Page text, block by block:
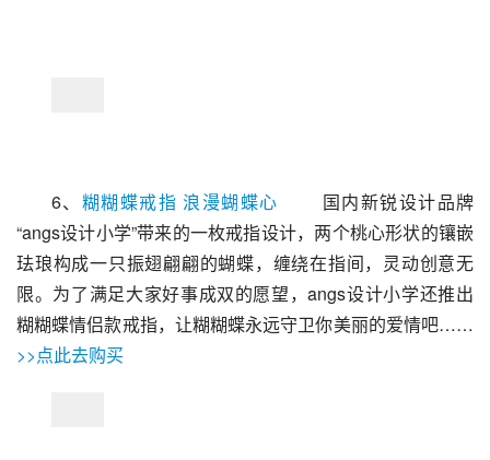
6、 糊糊蝶戒指 浪漫蝴蝶心 国内新锐设计品牌
“angs设计小学”带来的一枚戒指设计，两个桃心形状的镶嵌
珐琅构成一只振翅翩翩的蝴蝶，缠绕在指间，灵动创意无
限。为了满足大家好事成双的愿望，angs设计小学还推出
糊糊蝶情侣款戒指，让糊糊蝶永远守卫你美丽的爱情吧……
>>点此去购买